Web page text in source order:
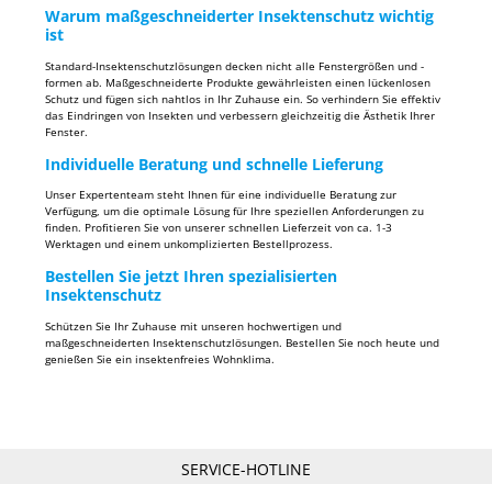
Warum maßgeschneiderter Insektenschutz wichtig
ist
Standard-Insektenschutzlösungen decken nicht alle Fenstergrößen und -
formen ab. Maßgeschneiderte Produkte gewährleisten einen lückenlosen
Schutz und fügen sich nahtlos in Ihr Zuhause ein. So verhindern Sie effektiv
das Eindringen von Insekten und verbessern gleichzeitig die Ästhetik Ihrer
Fenster.
Individuelle Beratung und schnelle Lieferung
Unser Expertenteam steht Ihnen für eine individuelle Beratung zur
Verfügung, um die optimale Lösung für Ihre speziellen Anforderungen zu
finden. Profitieren Sie von unserer schnellen Lieferzeit von ca. 1-3
Werktagen und einem unkomplizierten Bestellprozess.
Bestellen Sie jetzt Ihren spezialisierten
Insektenschutz
Schützen Sie Ihr Zuhause mit unseren hochwertigen und
maßgeschneiderten Insektenschutzlösungen. Bestellen Sie noch heute und
genießen Sie ein insektenfreies Wohnklima.
SERVICE-HOTLINE